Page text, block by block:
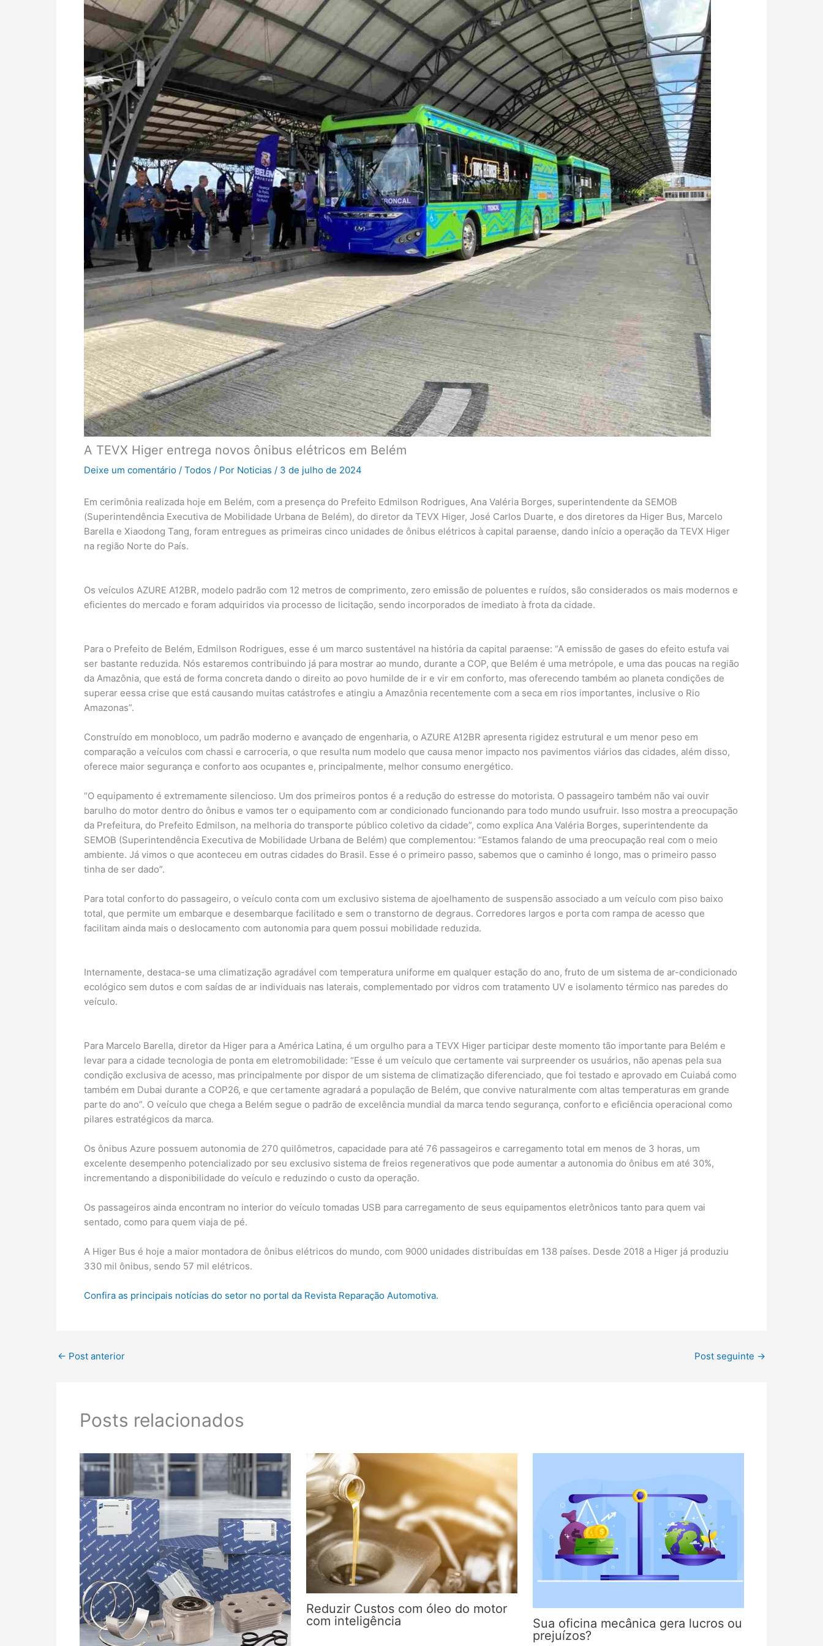
A TEVX Higer entrega novos ônibus elétricos em Belém
Deixe um comentário / Todos / Por Noticias / 3 de julho de 2024
Em cerimônia realizada hoje em Belém, com a presença do Prefeito Edmilson Rodrigues, Ana Valéria Borges, superintendente da SEMOB
(Superintendência Executiva de Mobilidade Urbana de Belém), do diretor da TEVX Higer, José Carlos Duarte, e dos diretores da Higer Bus, Marcelo
Barella e Xiaodong Tang, foram entregues as primeiras cinco unidades de ônibus elétricos à capital paraense, dando início a operação da TEVX Higer
na região Norte do País.
Os veículos AZURE A12BR, modelo padrão com 12 metros de comprimento, zero emissão de poluentes e ruídos, são considerados os mais modernos e
eficientes do mercado e foram adquiridos via processo de licitação, sendo incorporados de imediato à frota da cidade.
Para o Prefeito de Belém, Edmilson Rodrigues, esse é um marco sustentável na história da capital paraense: “A emissão de gases do efeito estufa vai
ser bastante reduzida. Nós estaremos contribuindo já para mostrar ao mundo, durante a COP, que Belém é uma metrópole, e uma das poucas na região
da Amazônia, que está de forma concreta dando o direito ao povo humilde de ir e vir em conforto, mas oferecendo também ao planeta condições de
superar eessa crise que está causando muitas catástrofes e atingiu a Amazônia recentemente com a seca em rios importantes, inclusive o Rio
Amazonas”.
Construído em monobloco, um padrão moderno e avançado de engenharia, o AZURE A12BR apresenta rigidez estrutural e um menor peso em
comparação a veículos com chassi e carroceria, o que resulta num modelo que causa menor impacto nos pavimentos viários das cidades, além disso,
oferece maior segurança e conforto aos ocupantes e, principalmente, melhor consumo energético.
“O equipamento é extremamente silencioso. Um dos primeiros pontos é a redução do estresse do motorista. O passageiro também não vai ouvir
barulho do motor dentro do ônibus e vamos ter o equipamento com ar condicionado funcionando para todo mundo usufruir. Isso mostra a preocupação
da Prefeitura, do Prefeito Edmilson, na melhoria do transporte público coletivo da cidade”, como explica Ana Valéria Borges, superintendente da
SEMOB (Superintendência Executiva de Mobilidade Urbana de Belém) que complementou: “Estamos falando de uma preocupação real com o meio
ambiente. Já vimos o que aconteceu em outras cidades do Brasil. Esse é o primeiro passo, sabemos que o caminho é longo, mas o primeiro passo
tinha de ser dado”.
Para total conforto do passageiro, o veículo conta com um exclusivo sistema de ajoelhamento de suspensão associado a um veículo com piso baixo
total, que permite um embarque e desembarque facilitado e sem o transtorno de degraus. Corredores largos e porta com rampa de acesso que
facilitam ainda mais o deslocamento com autonomia para quem possui mobilidade reduzida.
Internamente, destaca-se uma climatização agradável com temperatura uniforme em qualquer estação do ano, fruto de um sistema de ar-condicionado
ecológico sem dutos e com saídas de ar individuais nas laterais, complementado por vidros com tratamento UV e isolamento térmico nas paredes do
veículo.
Para Marcelo Barella, diretor da Higer para a América Latina, é um orgulho para a TEVX Higer participar deste momento tão importante para Belém e
levar para a cidade tecnologia de ponta em eletromobilidade: “Esse é um veículo que certamente vai surpreender os usuários, não apenas pela sua
condição exclusiva de acesso, mas principalmente por dispor de um sistema de climatização diferenciado, que foi testado e aprovado em Cuiabá como
também em Dubai durante a COP26, e que certamente agradará a população de Belém, que convive naturalmente com altas temperaturas em grande
parte do ano”. O veículo que chega a Belém segue o padrão de excelência mundial da marca tendo segurança, conforto e eficiência operacional como
pilares estratégicos da marca.
Os ônibus Azure possuem autonomia de 270 quilômetros, capacidade para até 76 passageiros e carregamento total em menos de 3 horas, um
excelente desempenho potencializado por seu exclusivo sistema de freios regenerativos que pode aumentar a autonomia do ônibus em até 30%,
incrementando a disponibilidade do veículo e reduzindo o custo da operação.
Os passageiros ainda encontram no interior do veículo tomadas USB para carregamento de seus equipamentos eletrônicos tanto para quem vai
sentado, como para quem viaja de pé.
A Higer Bus é hoje a maior montadora de ônibus elétricos do mundo, com 9000 unidades distribuídas em 138 países. Desde 2018 a Higer já produziu
330 mil ônibus, sendo 57 mil elétricos.
Confira as principais notícias do setor no portal da Revista Reparação Automotiva.
← Post anterior Post seguinte →
Posts relacionados
Reduzir Custos com óleo do motor
com inteligência
Sua oficina mecânica gera lucros ou
prejuízos?